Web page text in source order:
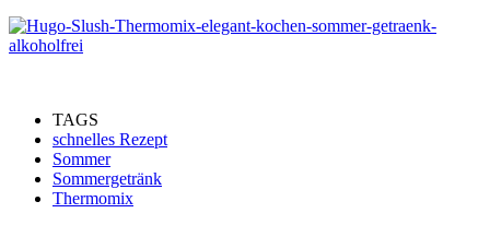
TAGS
schnelles Rezept
Sommer
Sommergetränk
Thermomix